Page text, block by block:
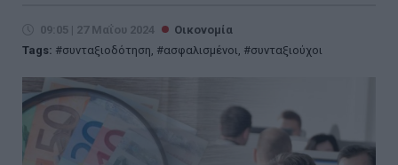
09:05 | 27 Μαΐου 2024
Οικονομία
Tags:
συνταξιοδότηση, ασφαλισμένοι, συνταξιούχοι